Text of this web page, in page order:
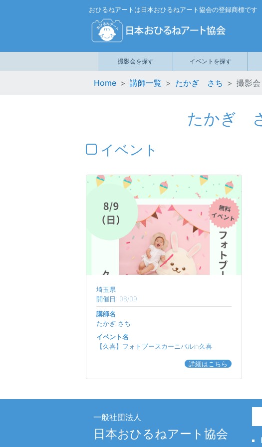
おひるねアートは日本おひるねアート協会の登録商標です
撮影会を探す イベントを探す
Home 講師一覧 たかぎ さち 撮影
たかぎ
イベント
埼玉県
開催日: 08/09
講師名
たかぎ さち
イベント名
【久喜】フォトブースカーニバルin久喜
詳細はこちら
一般社団法人
日本おひるねアート協会